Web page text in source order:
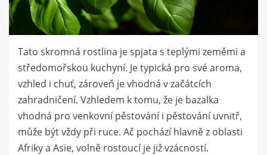
Tato skromná rostlina je spjata s teplými zeměmi a
středomořskou kuchyní. Je typická pro své aroma,
vzhled i chuť, zároveň je vhodná v začátcích
zahradničení. Vzhledem k tomu, že je bazalka
vhodná pro venkovní pěstování i pěstování uvnitř,
může být vždy při ruce. Ač pochází hlavně z oblasti
Afriky a Asie, volně rostoucí je již vzácností.